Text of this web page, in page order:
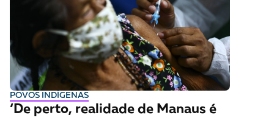
POVOS INDÍGENAS
‘De perto, realidade de Manaus é